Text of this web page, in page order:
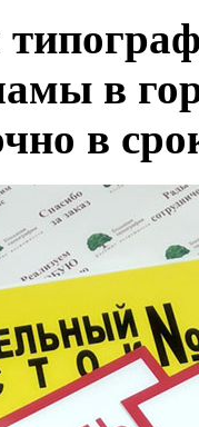
в
в